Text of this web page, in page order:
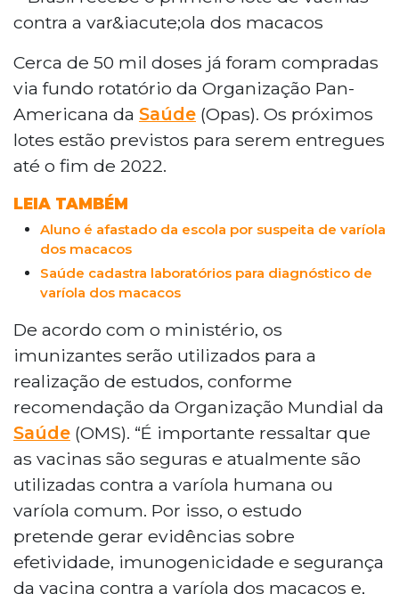
Cerca de 50 mil doses já foram compradas
via fundo rotatório da Organização Pan-
Americana da Saúde (Opas). Os próximos
lotes estão previstos para serem entregues
até o fim de 2022.
LEIA TAMBÉM
Aluno é afastado da escola por suspeita de varíola
dos macacos
Saúde cadastra laboratórios para diagnóstico de
varíola dos macacos
De acordo com o ministério, os
imunizantes serão utilizados para a
realização de estudos, conforme
recomendação da Organização Mundial da
Saúde (OMS). “É importante ressaltar que
as vacinas são seguras e atualmente são
utilizadas contra a varíola humana ou
varíola comum. Por isso, o estudo
pretende gerar evidências sobre
efetividade, imunogenicidade e segurança
da vacina contra a varíola dos macacos e,